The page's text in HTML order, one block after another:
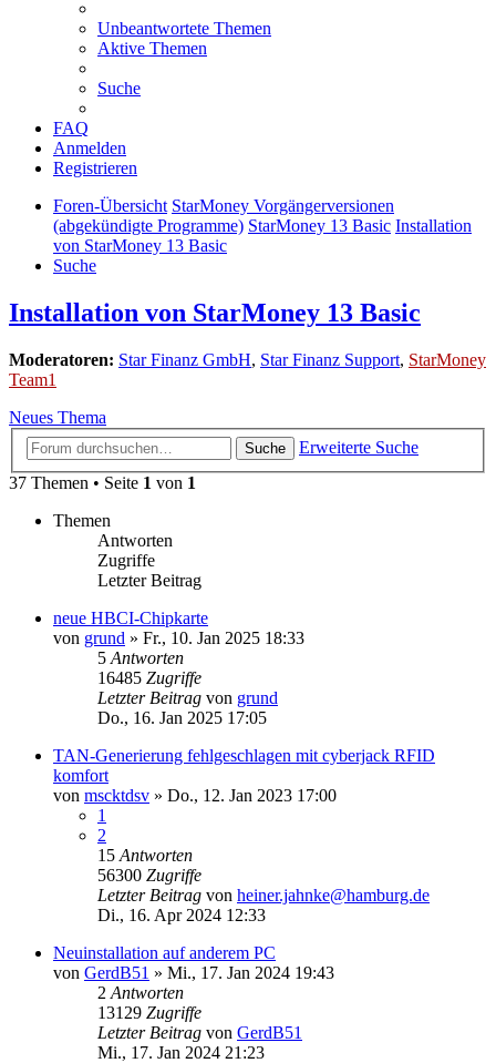
Unbeantwortete Themen
Aktive Themen
Suche
FAQ
Anmelden
Registrieren
Foren-Übersicht StarMoney Vorgängerversionen
(abgekündigte Programme) StarMoney 13 Basic Installation
von StarMoney 13 Basic
Suche
Installation von StarMoney 13 Basic
Moderatoren: Star Finanz GmbH, Star Finanz Support, StarMoney
Team1
Neues Thema
Suche
Erweiterte Suche
37 Themen • Seite 1 von 1
Themen
Antworten
Zugriffe
Letzter Beitrag
neue HBCI-Chipkarte
von grund » Fr., 10. Jan 2025 18:33
5 Antworten
16485 Zugriffe
Letzter Beitrag von grund
Do., 16. Jan 2025 17:05
TAN-Generierung fehlgeschlagen mit cyberjack RFID
komfort
von mscktdsv » Do., 12. Jan 2023 17:00
1
2
15 Antworten
56300 Zugriffe
Letzter Beitrag von heiner.jahnke@hamburg.de
Di., 16. Apr 2024 12:33
Neuinstallation auf anderem PC
von GerdB51 » Mi., 17. Jan 2024 19:43
2 Antworten
13129 Zugriffe
Letzter Beitrag von GerdB51
Mi., 17. Jan 2024 21:23